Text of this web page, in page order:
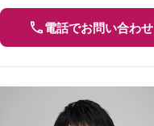
電話でお問い合わせ